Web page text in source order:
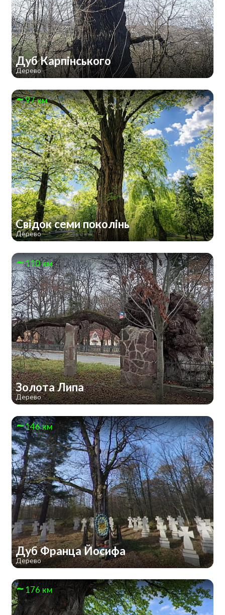
Дуб Карпінського
Дерево
97 км
Свідок семи поколінь
Дерево
110 км
Золота Липа
Дерево
146 км
Дуб Франца Йосифа
Дерево
176 км